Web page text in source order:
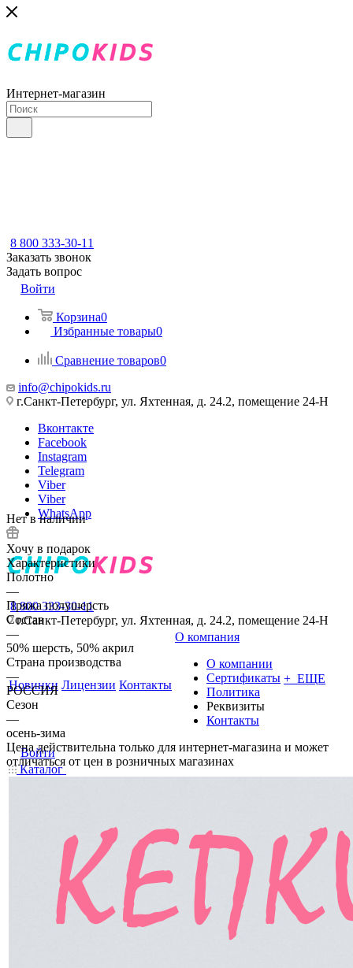
Интернет-магазин
8 800 333-30-11
Заказать звонок
Задать вопрос
Войти
Корзина0
Избранные товары0
Сравнение товаров0
info@chipokids.ru
г.Санкт-Петербург, ул. Яхтенная, д. 24.2, помещение 24-Н
Вконтакте
Facebook
Instagram
Telegram
Viber
Viber
WhatsApp
8 800 333-30-11
г.Санкт-Петербург, ул. Яхтенная, д. 24.2, помещение 24-Н
Новинки Лицензии Контакты
О компания
О компании
Сертификаты
Политика
Реквизиты
Контакты
+ ЕЩЕ
Войти
Каталог
Нет в наличии
Хочу в подарок
Характеристики
Полотно
—
Пряжа полушерсть
Состав
—
50% шерсть, 50% акрил
Страна производства
—
РОССИЯ
Сезон
—
осень-зима
Цена действительна только для интернет-магазина и может
отличаться от цен в розничных магазинах